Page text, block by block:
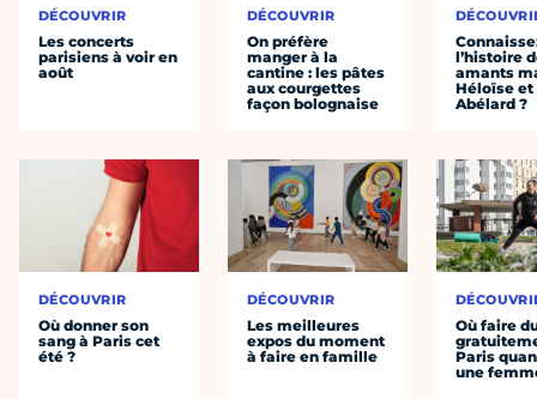
DÉCOUVRIR
Les concerts
parisiens à voir en
août
DÉCOUVRIR
Où donner son
sang à Paris cet
été ?
DÉCOUVRIR
On préfère
manger à la
cantine : les pâtes
aux courgettes
façon bolognaise
DÉCOUVRIR
Les meilleures
expos du moment
à faire en famille
l’histoire
amants
Héloïse et
Abélard ?
Où faire
Paris
une